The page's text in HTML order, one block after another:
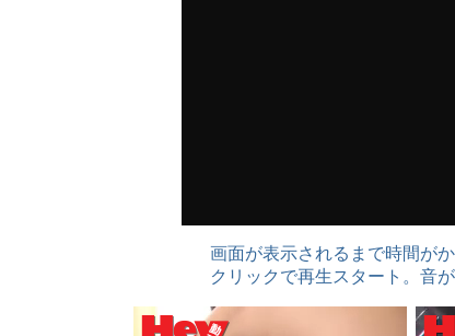
画面が表示されるまで時間が
クリックで再生スタート。音